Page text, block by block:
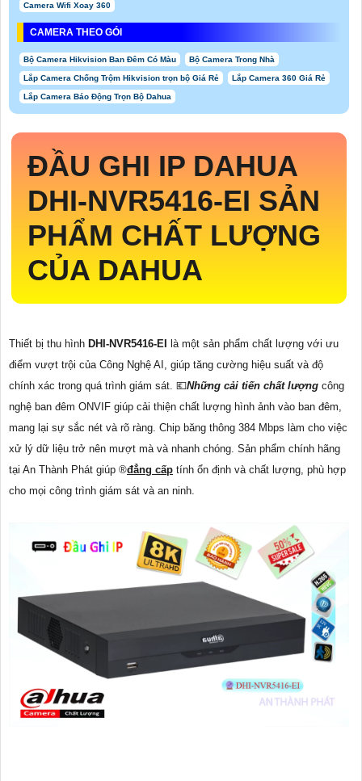
Camera Wifi Xoay 360
CAMERA THEO GÓI
Bộ Camera Hikvision Ban Đêm Có Màu Bộ Camera Trong Nhà
Lắp Camera Chống Trộm Hikvision trọn bộ Giá Rẻ Lắp Camera 360 Giá Rẻ
Lắp Camera Báo Động Trọn Bộ Dahua
ĐẦU GHI IP DAHUA
DHI-NVR5416-EI SẢN
PHẨM CHẤT LƯỢNG
CỦA DAHUA
Thiết bị thu hình DHI-NVR5416-EI
là một sản phẩm chất lượng với ưu
điểm vượt trội của Công Nghệ AI, giúp tăng cường hiệu suất và độ
chính xác trong quá trình giám sát. 💶Những cải tiến chất lượng công
nghệ ban đêm ONVIF giúp cải thiện chất lượng hình ảnh vào ban đêm,
mang lại sự sắc nét và rõ ràng. Chip băng thông 384 Mbps làm cho việc
xử lý dữ liệu trở nên mượt mà và nhanh chóng. Sản phẩm chính hãng
tại An Thành Phát giúp ®️đẳng cấp tính ổn định và chất lượng, phù hợp
cho mọi công trình giám sát và an ninh.